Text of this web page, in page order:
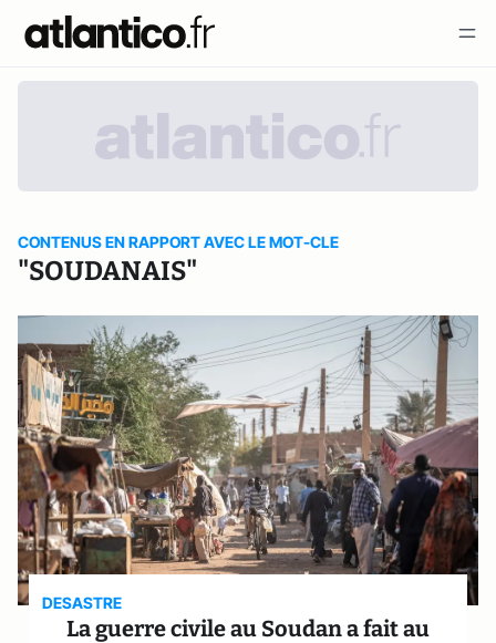
CONTENUS EN RAPPORT AVEC LE MOT-CLE
"SOUDANAIS"
DESASTRE
La guerre civile au Soudan a fait au